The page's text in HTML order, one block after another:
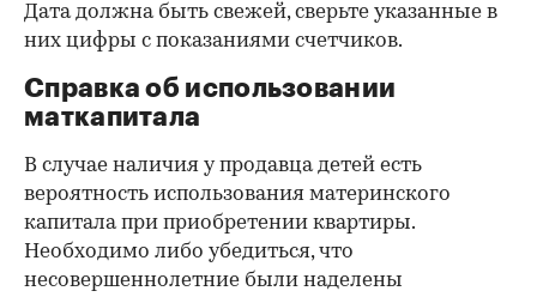
Дата должна быть свежей, сверьте указанные в
них цифры с показаниями счетчиков.
Справка об использовании
маткапитала
В случае наличия у продавца детей есть
вероятность использования материнского
капитала при приобретении квартиры.
Необходимо либо убедиться, что
несовершеннолетние были наделены